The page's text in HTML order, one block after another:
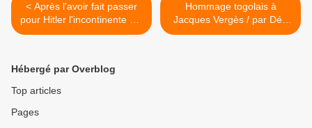
< Après l'avoir fait passer
pour Hitler l'incontinente UE
recevra Mugabe à Bruxelles
Hommage togolais à
Jacques Vergès / par Déo
D@ona >
Hébergé par Overblog
Top articles
Pages